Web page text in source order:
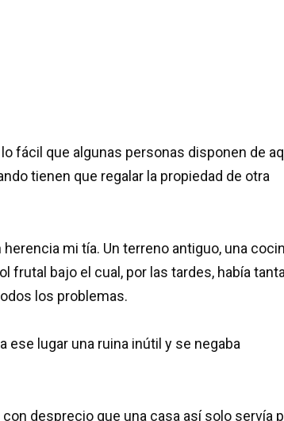
fácil que algunas personas disponen de
tienen que regalar la propiedad de otra
mi tía. Un terreno antiguo, una
frutal bajo el cual, por las tardes, había tanta
los problemas.
ese lugar una ruina inútil y se negaba
desprecio que una casa así solo servía